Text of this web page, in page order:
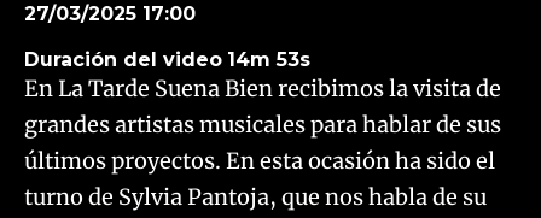
27/03/2025 17:00
Duración del video 14m 53s
En La Tarde Suena Bien recibimos la visita de
grandes artistas musicales para hablar de sus
últimos proyectos. En esta ocasión ha sido el
turno de Sylvia Pantoja, que nos habla de su